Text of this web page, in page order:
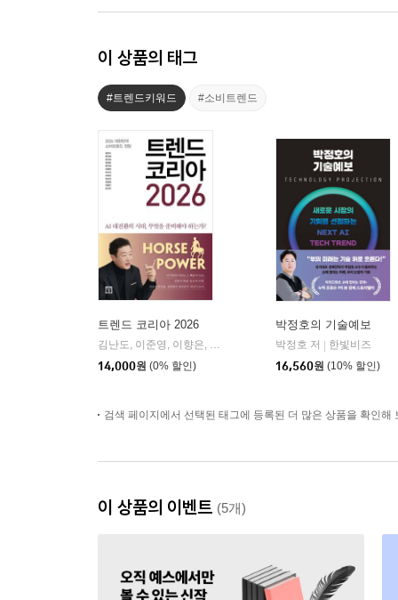
이 상품의 태그
#트렌드키워드 #소비트렌드
트렌드 코리아 2026
| 미래의창
14,000원 (0% 할인)
박정호의 기술예보
박정호 저 | 한빛비즈
16,560원 (10% 할인)
검색 페이지에서 선택된 태그에 등록된 더 많은 상품을 확인해
이 상품의 이벤트 (5개)